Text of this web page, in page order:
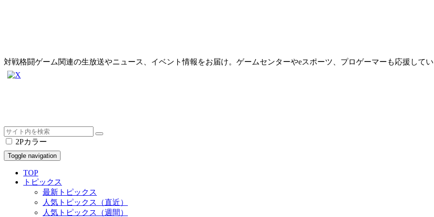
対戦格闘ゲーム関連の生放送やニュース、イベント情報をお届け。ゲームセンターやeスポーツ、プロゲーマーも応援して
2Pカラー
Toggle navigation
TOP
トピックス
最新トピックス
人気トピックス（直近）
人気トピックス（週間）